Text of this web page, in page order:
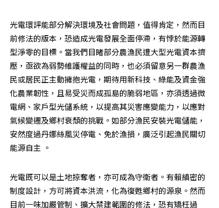
光電環評能部分解決環境及社會問題，值得肯定，然而目
前修法的版本，恐造成光電發展全面停滯，有悖於能源轉
型淨零的目標。當我們目睹部分農漁民遭大型光電資本擠
壓，亟欲為弱勢維護權益的同時，也必須留意另一群農漁
民或居民正主動擁抱光電，期待用新科技、綠能及資金強
化農業韌性，且易受災而成孤島的脆弱地區，亦須透過微
電網、家戶型光儲系統，以提高其災害應變能力，以應對
氣候變遷及鄉村衰頹的挑戰。如部分漁民安裝光電儲能，
安然度過丹娜絲風災停電、免於漁損，廣泛引起漁民關切
能源自主 。
光電既可以是土地掠奪者，亦可成為守衛者。有賴縝密的
制度設計，方可將資本洪流，化為復甦鄉村的源泉。然而
目前一味加嚴管制、擴大禁建範圍的修法，恐有矯枉過